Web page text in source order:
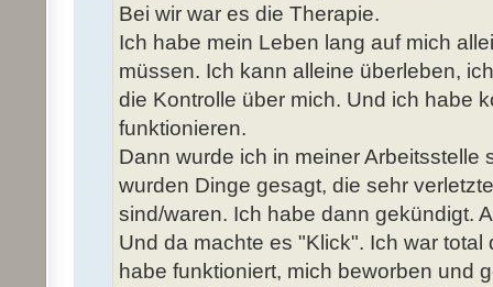
Bei wir war es die Therapie.
Ich habe mein Leben lang auf mich
müssen. Ich kann alleine überleben,
die Kontrolle über mich. Und ich habe
funktionieren.
Dann wurde ich in meiner Arbeitsstelle
wurden Dinge gesagt, die sehr
sind/waren. Ich habe dann gekündigt.
Und da machte es "Klick". Ich war total
habe funktioniert, mich beworben und